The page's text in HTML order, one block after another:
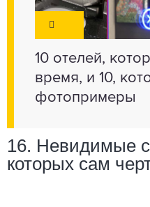
10 отелей,
время, и 10,
фотопримеры
16. Невидимые
которых сам